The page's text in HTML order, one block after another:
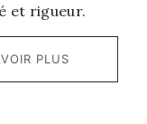
et rigueur.
PLUS